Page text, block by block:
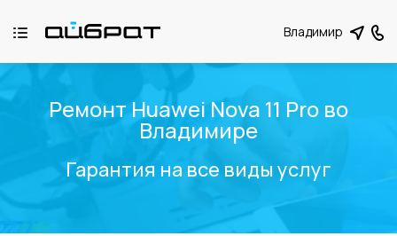
Владимир
Ремонт Huawei Nova 11 Pro во
Владимире
Гарантия на все виды услуг